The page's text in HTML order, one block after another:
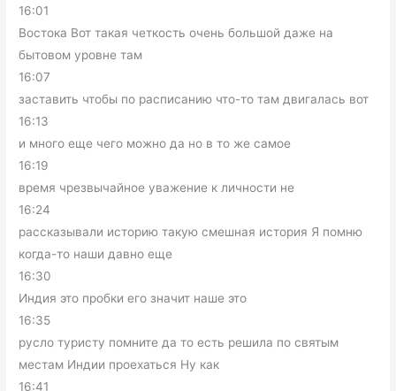
16:01
Востока Вот такая четкость очень большой даже на
бытовом уровне там
16:07
заставить чтобы по расписанию что-то там двигалась вот
16:13
и много еще чего можно да но в то же самое
16:19
время чрезвычайное уважение к личности не
16:24
рассказывали историю такую смешная история Я помню
когда-то наши давно еще
16:30
Индия это пробки его значит наше это
16:35
русло туристу помните да то есть решила по святым
местам Индии проехаться Ну как
16:41